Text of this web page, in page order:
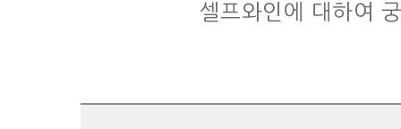
셀프와인에 대하여